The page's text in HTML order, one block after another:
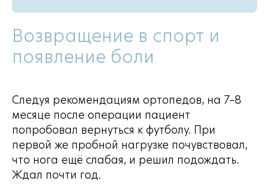
Возвращение в спорт и
появление боли
Следуя рекомендациям ортопедов, на 7–8
месяце после операции пациент
попробовал вернуться к футболу. При
первой же пробной нагрузке почувствовал,
что нога ещё слабая, и решил подождать.
Ждал почти год.